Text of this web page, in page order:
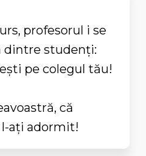
profesorul i se
dintre studenți:
pe colegul tău!
că
ați adormit!